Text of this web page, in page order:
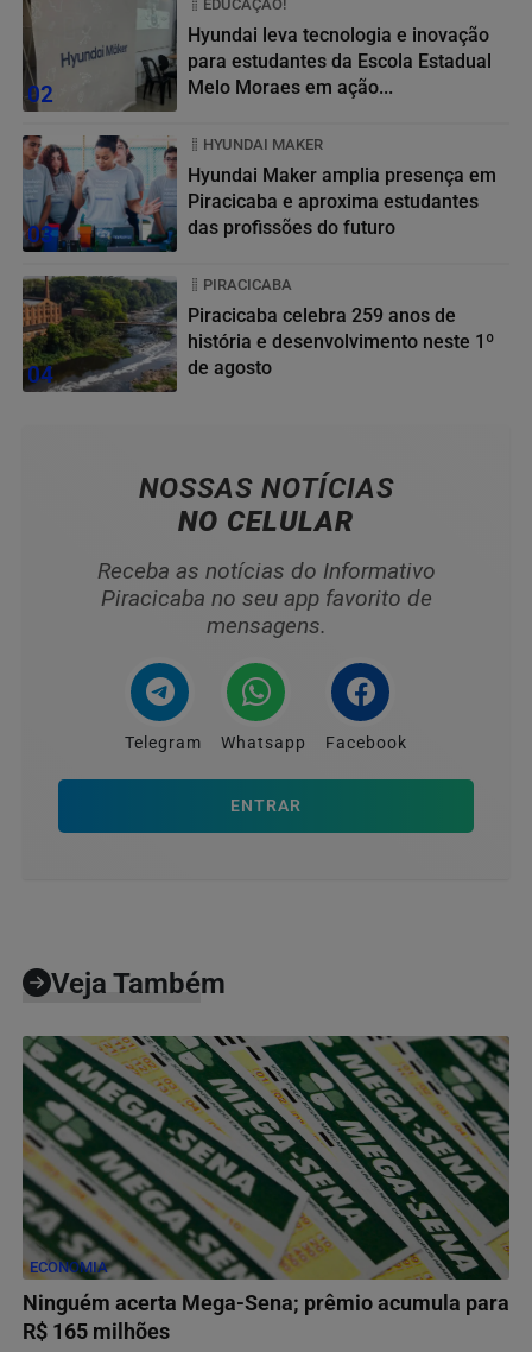
02
EDUCAÇÃO!
Hyundai leva tecnologia e inovação
para estudantes da Escola Estadual
Melo Moraes em ação...
03
HYUNDAI MAKER
Hyundai Maker amplia presença em
Piracicaba e aproxima estudantes
das profissões do futuro
04
PIRACICABA
Piracicaba celebra 259 anos de
história e desenvolvimento neste 1º
de agosto
NOSSAS NOTÍCIAS
NO CELULAR
Receba as notícias do Informativo
Piracicaba no seu app favorito de
mensagens.
Telegram Whatsapp Facebook
ENTRAR
Veja Também
ECONOMIA
Ninguém acerta Mega-Sena; prêmio acumula para
R$ 165 milhões